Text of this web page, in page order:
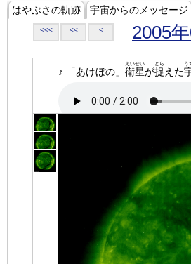
はやぶさの軌跡 宇宙からのメッセージ
<<< << < 2005
♪ 「あけぼの」 衛星
えいせい
が捉
とら
えた
う